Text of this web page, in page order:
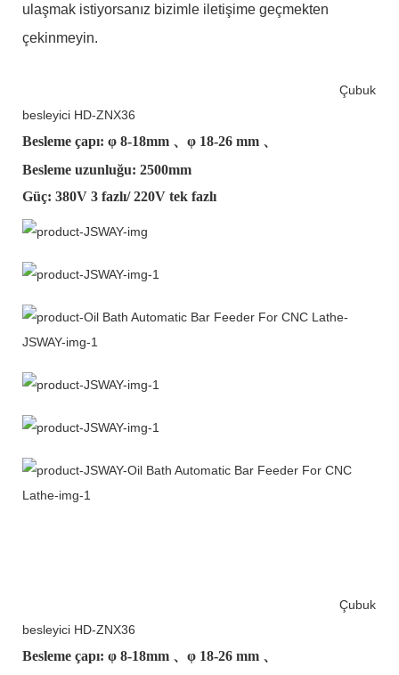
ulaşmak istiyorsanız bizimle iletişime geçmekten
çekinmeyin.
Çubuk
besleyici HD-ZNX36
Besleme çapı: φ 8-18mm 、φ 18-26 mm 、
Besleme uzunluğu: 2500mm
Güç: 380V 3 fazlı/ 220V tek fazlı
Çubuk
besleyici HD-ZNX36
Besleme çapı: φ 8-18mm 、φ 18-26 mm 、